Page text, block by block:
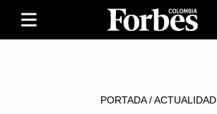
PORTADA/ACTUALIDAD